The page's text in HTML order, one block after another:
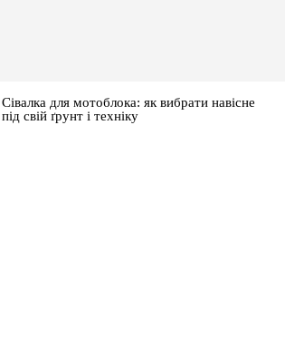
Сівалка для мотоблока: як вибрати навісне
під свій ґрунт і техніку